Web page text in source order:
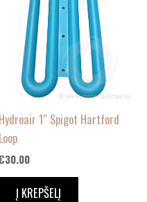
Hydroair 1″ Spigot Hartford
Loop
30.00
Į KREPŠELĮ